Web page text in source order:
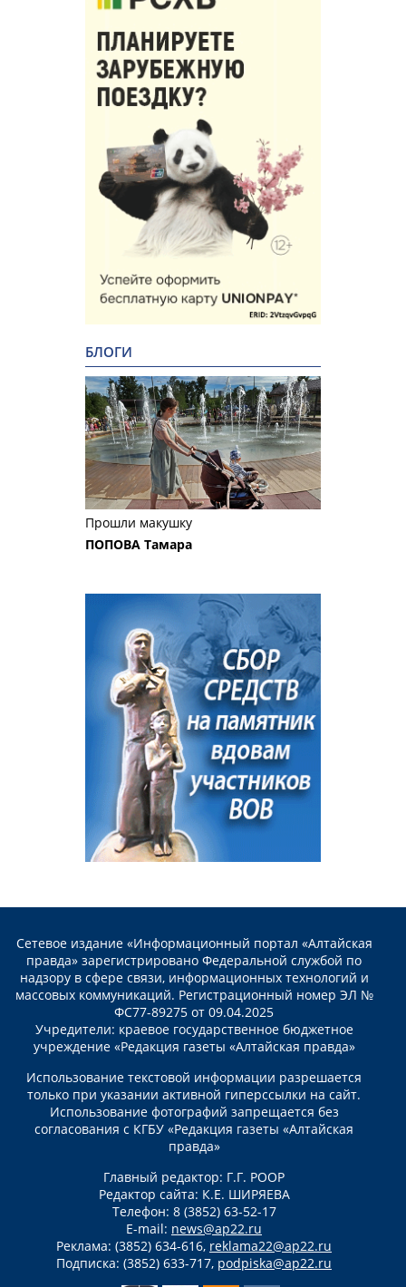
БЛОГИ
Прошли макушку
ПОПОВА Тамара
Сетевое издание «Информационный портал «Алтайская
правда» зарегистрировано Федеральной службой по
надзору в сфере связи, информационных технологий и
массовых коммуникаций. Регистрационный номер ЭЛ №
ФС77-89275 от 09.04.2025
Учредители: краевое государственное бюджетное
учреждение «Редакция газеты «Алтайская правда»
Использование текстовой информации разрешается
только при указании активной гиперссылки на сайт.
Использование фотографий запрещается без
согласования с КГБУ «Редакция газеты «Алтайская
правда»
Главный редактор: Г.Г. РООР
Редактор сайта: К.Е. ШИРЯЕВА
Телефон: 8 (3852) 63-52-17
E-mail: news@ap22.ru
Реклама: (3852) 634-616, reklama22@ap22.ru
Подписка: (3852) 633-717, podpiska@ap22.ru